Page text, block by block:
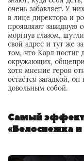
очень забавляет. У
в лице директора и
проявляют завидную
моргнув глазом,
свой адрес и тут же
том, что Карл постиг
окружающих,
хотя мнение героя
остаётся загадкой,
довольным собой.
Самый
«Белоснежка